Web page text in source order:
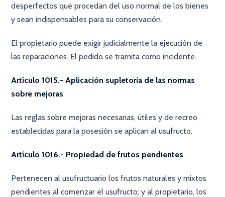
desperfectos que procedan del uso normal de los bienes
y sean indispensables para su conservación.
El propietario puede exigir judicialmente la ejecución de
las reparaciones. El pedido se tramita como incidente.
Artículo 1015.- Aplicación supletoria de las normas
sobre mejoras
Las reglas sobre mejoras necesarias, útiles y de recreo
establecidas para la posesión se aplican al usufructo.
Artículo 1016.- Propiedad de frutos pendientes
Pertenecen al usufructuario los frutos naturales y mixtos
pendientes al comenzar el usufructo; y al propietario, los